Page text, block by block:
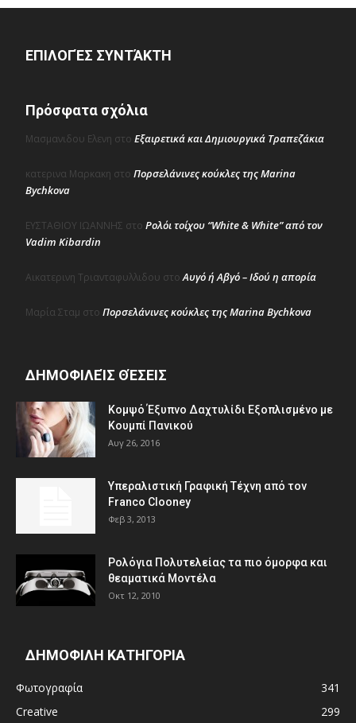
ΕΠΙΛΟΓΈΣ ΣΥΝΤΆΚΤΗ
Πρόσφατα σχόλια
Μασμανιδου Ελενη στο Εξαιρετικά και Δημιουργικά Τραπεζάκια
κατερινα Μαρκακη στο Πορσελάνινες κούκλες της Marina
Bychkova
ΕΥΣΤΑΘΙΟΥ ΙΩΑΝΝΗΣ στο Ρολόι τοίχου “White & White” από τον
Vadim Kibardin
Αικατερινη Τριανταφυλλιδου στοΑυγό ή Αβγό – Ιδού η απορία
Μαρία Σταμ στο Πορσελάνινες κούκλες της Marina Bychkova
ΔΗΜΟΦΙΛΕΊΣ ΘΈΣΕΙΣ
Κομψό Έξυπνο Δαχτυλίδι Εξοπλισμένο με
Κουμπί Πανικού
Αυγ 26, 2016
Υπεραλιστική Γραφική Τέχνη από τον
Franco Clooney
Φεβ 3, 2013
Ρολόγια Πολυτελείας τα πιο όμορφα και
θεαματικά Μοντέλα
Οκτ 12, 2010
ΔΗΜΟΦΙΛΗ ΚΑΤΗΓΟΡΙΑ
Φωτογραφία
341
Creative
299